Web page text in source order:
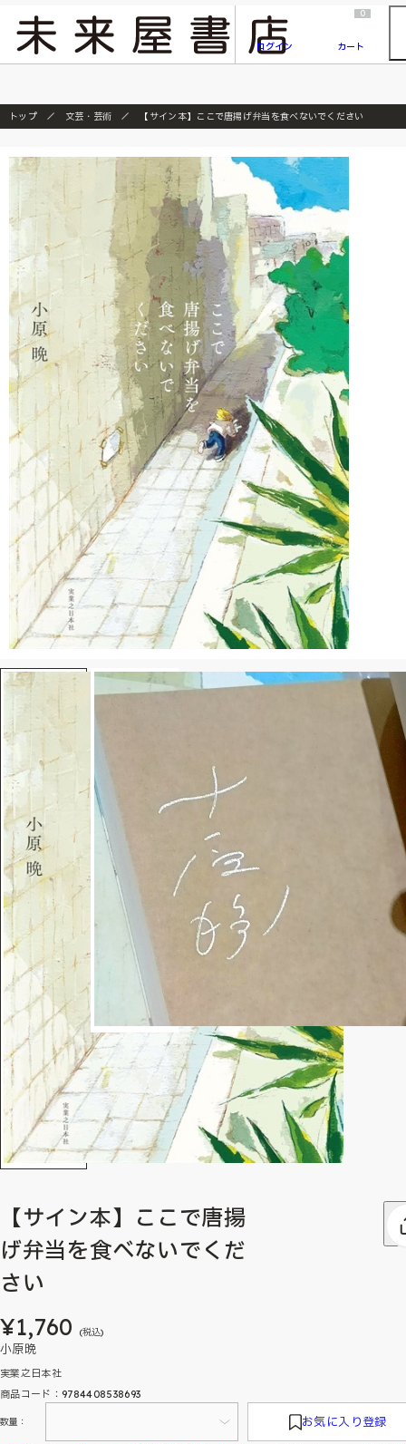
『ONE PIECE magazine 021 ONE PIECEカード付き同梱版』発売延期のご案内
ログイン
0
カート
トップ 文芸・芸術 【サイン本】ここで唐揚げ弁当を食べないでください
【サイン本】ここで唐揚
げ弁当を食べないでくだ
さい
¥1,760 (税込)
小原晩
実業之日本社
商品コード：9784408538693
数量： お気に入り登録